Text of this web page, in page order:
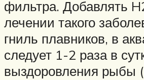
фильтра. Добавлять
лечении такого
гниль плавников, в
следует 1-2 раза в
выздоровления рыбы